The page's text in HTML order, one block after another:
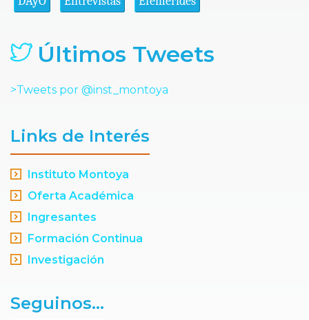
Últimos Tweets
>Tweets por @inst_montoya
Links de Interés
Instituto Montoya
Oferta Académica
Ingresantes
Formación Continua
Investigación
Seguinos...